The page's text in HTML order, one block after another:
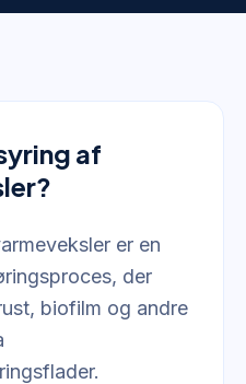
af
er en
der
biofilm og andre